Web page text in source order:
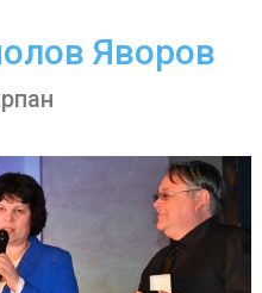
Яворов